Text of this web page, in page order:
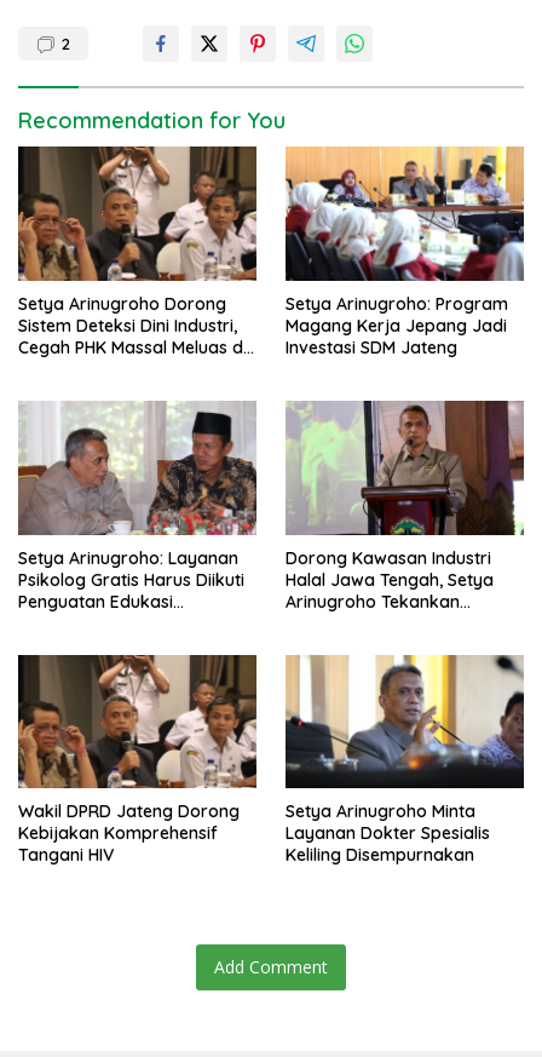
a
v
i
a
t
i
o
n
2
Recommendation for You
Setya Arinugroho Dorong
Sistem Deteksi Dini Industri,
Cegah PHK Massal Meluas di
Setya Arinugroho: Program
Magang Kerja Jepang Jadi
Investasi SDM Jateng
Setya Arinugroho: Layanan
Psikolog Gratis Harus Diikuti
Penguatan Edukasi
Dorong Kawasan Industri
Halal Jawa Tengah, Setya
Arinugroho Tekankan
Wakil DPRD Jateng Dorong
Kebijakan Komprehensif
Tangani HIV
Setya Arinugroho Minta
Layanan Dokter Spesialis
Keliling Disempurnakan
Add Comment